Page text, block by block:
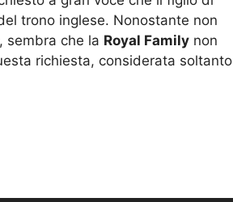
trono inglese. Nonostante non
, sembra che la Royal Family non
richiesta, considerata soltanto